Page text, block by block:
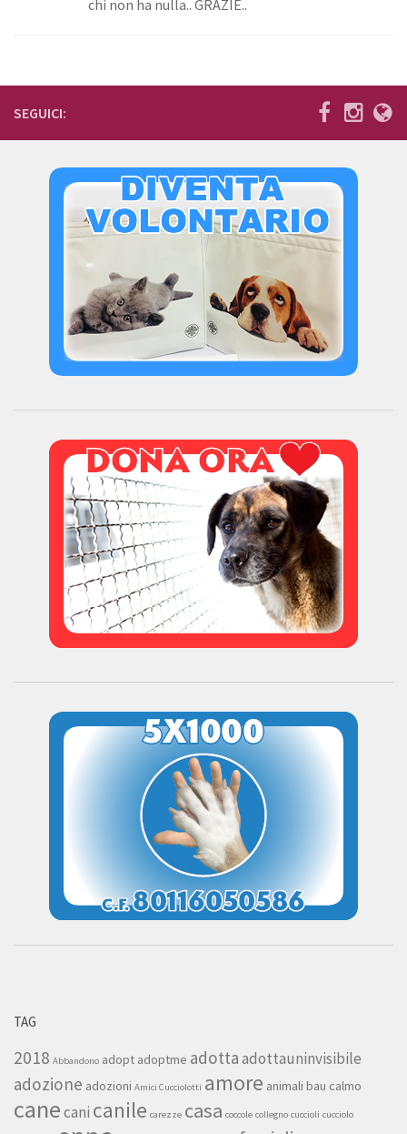
Cani taglia piccola
Sostienici
Diventa volontario
Diventa socio
5×1000
Galleria
Foto
Video
Contatti
chi non ha nulla.. GRAZIE..
SEGUICI:
TAG
2018 Abbandono adopt adoptme adottaadottauninvisibile
adozione adozioni Amici Cucciolotti amore animali bau calmo
canecani canile carezze casa coccole collegno cuccioli cucciolo